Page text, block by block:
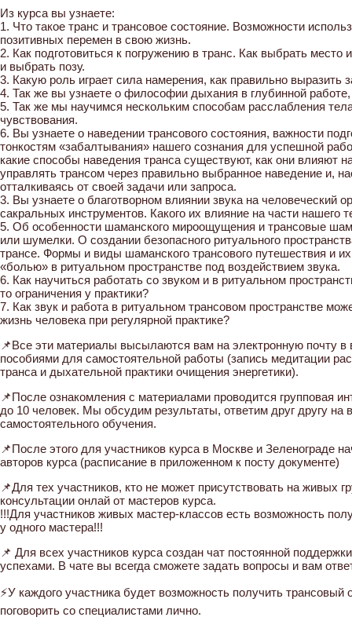
Из курса вы узнаете:
1. Что такое транс и трансовое состояние. Возможности
позитивных перемен в свою жизнь.
2. Как подготовиться к погружению в транс. Как выбрать место
и выбрать позу.
3. Какую роль играет сила намерения, как правильно выразить
4. Так же вы узнаете о философии дыхания в глубинной
5. Так же мы научимся нескольким способам расслабления
чувствования.
6. Вы узнаете о наведении трансового состояния, важности
тонкостям «забалтывания» нашего сознания для успешной
какие способы наведения транса существуют, как они влияют
управлять трансом через правильно выбранное наведение и,
отталкиваясь от своей задачи или запроса.
3. Вы узнаете о благотворном влиянии звука на человеческий
сакральных инструментов. Какого их влияние на части нашего
5. Об особенности шаманского мироощущения и трансовые
или шумелки. О создании безопасного ритуального
трансе. Формы и виды шаманского трансового путешествия и
«болью» в ритуальном пространстве под воздействием звука.
6. Как научиться работать со звуком и в ритуальном
то ограничения у практики?
7. Как звук и работа в ритуальном трансовом пространстве
жизнь человека при регулярной практике?
📌Все эти материалы высылаются вам на электронную почту в
пособиями для самостоятельной работы (запись медитации
транса и дыхательной практики очищения энергетики).
📌После ознакомления с материалами проводится групповая
до 10 человек. Мы обсудим результаты, ответим друг другу на
самостоятельного обучения.
📌После этого для участников курса в Москве и Зеленограде
авторов курса (расписание в приложенном к посту документе)
📌Для тех участников, кто не может присутствовать на живых
консультации онлай от мастеров курса.
!!!Для участников живых мастер-классов есть возможность
у одного мастера!!!
📌 Для всех участников курса создан чат постоянной
успехами. В чате вы всегда сможете задать вопросы и вам
⚡У каждого участника будет возможность получить трансовый
поговорить со специалистами лично.